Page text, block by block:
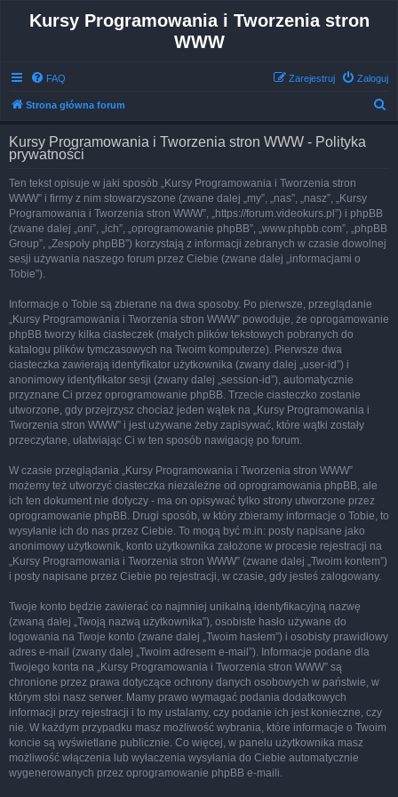
Kursy Programowania i Tworzenia stron
WWW
FAQ Zaloguj
Zarejestruj
Strona główna forum
Kursy Programowania i Tworzenia stron WWW - Polityka
prywatności
Ten tekst opisuje w jaki sposób „Kursy Programowania i Tworzenia stron
WWW” i firmy z nim stowarzyszone (zwane dalej „my”, „nas”, „nasz”, „Kursy
Programowania i Tworzenia stron WWW”, „https://forum.videokurs.pl”) i phpBB
(zwane dalej „oni”, „ich”, „oprogramowanie phpBB”, „www.phpbb.com”, „phpBB
Group”, „Zespoły phpBB”) korzystają z informacji zebranych w czasie dowolnej
sesji używania naszego forum przez Ciebie (zwane dalej „informacjami o
Tobie”).
Informacje o Tobie są zbierane na dwa sposoby. Po pierwsze, przeglądanie
„Kursy Programowania i Tworzenia stron WWW” powoduje, że oprogamowanie
phpBB tworzy kilka ciasteczek (małych plików tekstowych pobranych do
katalogu plików tymczasowych na Twoim komputerze). Pierwsze dwa
ciasteczka zawierają identyfikator użytkownika (zwany dalej „user-id”) i
anonimowy identyfikator sesji (zwany dalej „session-id”), automatycznie
przyznane Ci przez oprogramowanie phpBB. Trzecie ciasteczko zostanie
utworzone, gdy przejrzysz chociaż jeden wątek na „Kursy Programowania i
Tworzenia stron WWW” i jest używane żeby zapisywać, które wątki zostały
przeczytane, ułatwiając Ci w ten sposób nawigację po forum.
W czasie przeglądania „Kursy Programowania i Tworzenia stron WWW”
możemy też utworzyć ciasteczka niezależne od oprogramowania phpBB, ale
ich ten dokument nie dotyczy - ma on opisywać tylko strony utworzone przez
oprogramowanie phpBB. Drugi sposób, w który zbieramy informacje o Tobie, to
wysyłanie ich do nas przez Ciebie. To mogą być m.in: posty napisane jako
anonimowy użytkownik, konto użytkownika założone w procesie rejestracji na
„Kursy Programowania i Tworzenia stron WWW” (zwane dalej „Twoim kontem”)
i posty napisane przez Ciebie po rejestracji, w czasie, gdy jesteś zalogowany.
Twoje konto będzie zawierać co najmniej unikalną identyfikacyjną nazwę
(zwaną dalej „Twoją nazwą użytkownika”), osobiste hasło używane do
logowania na Twoje konto (zwane dalej „Twoim hasłem”) i osobisty prawidłowy
adres e-mail (zwany dalej „Twoim adresem e-mail”). Informacje podane dla
Twojego konta na „Kursy Programowania i Tworzenia stron WWW” są
chronione przez prawa dotyczące ochrony danych osobowych w państwie, w
którym stoi nasz serwer. Mamy prawo wymagać podania dodatkowych
informacji przy rejestracji i to my ustalamy, czy podanie ich jest konieczne, czy
nie. W każdym przypadku masz możliwość wybrania, które informacje o Twoim
koncie są wyświetlane publicznie. Co więcej, w panelu użytkownika masz
możliwość włączenia lub wyłaczenia wysyłania do Ciebie automatycznie
wygenerowanych przez oprogramowanie phpBB e-maili.